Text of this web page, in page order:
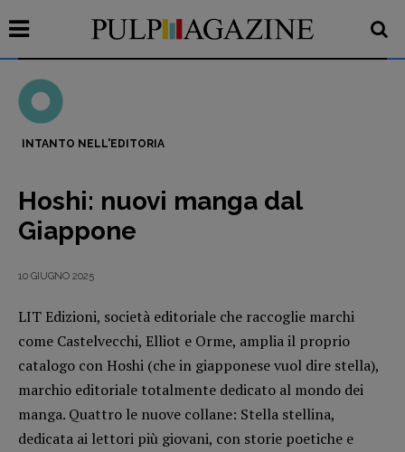
Recensioni
Interviste
RUBRICHE
presente
Fumetti
Libro & Film
Pulp for kids
Opera prima
INTANTO NELL'EDITORIA
Hoshi: nuovi manga dal
Giappone
10 GIUGNO 2025
LIT Edizioni, società editoriale che raccoglie marchi
come Castelvecchi, Elliot e Orme, amplia il proprio
catalogo con Hoshi (che in giapponese vuol dire stella),
marchio editoriale totalmente dedicato al mondo dei
manga. Quattro le nuove collane: Stella stellina,
dedicata ai lettori più giovani, con storie poetiche e